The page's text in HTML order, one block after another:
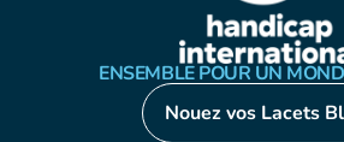
ENSEMBLE POUR UN
Nouez vos Lacets